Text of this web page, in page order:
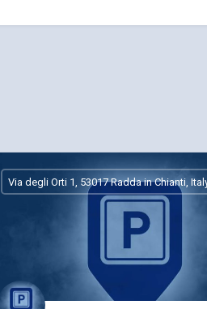
Via degli Orti 1, 53017 Radda in Chianti,